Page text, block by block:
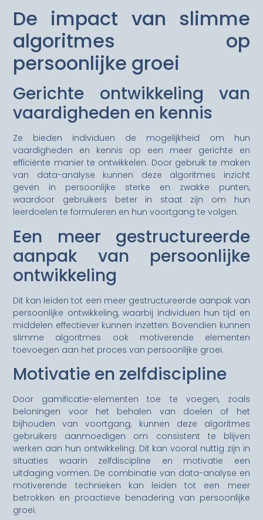
De impact van slimme
algoritmes op
persoonlijke groei
Gerichte ontwikkeling van
vaardigheden en kennis
Ze bieden individuen de mogelijkheid om hun
vaardigheden en kennis op een meer gerichte en
efficiënte manier te ontwikkelen. Door gebruik te maken
van data-analyse kunnen deze algoritmes inzicht
geven in persoonlijke sterke en zwakke punten,
waardoor gebruikers beter in staat zijn om hun
leerdoelen te formuleren en hun voortgang te volgen.
Een meer gestructureerde
aanpak van persoonlijke
ontwikkeling
Dit kan leiden tot een meer gestructureerde aanpak van
persoonlijke ontwikkeling, waarbij individuen hun tijd en
middelen effectiever kunnen inzetten. Bovendien kunnen
slimme algoritmes ook motiverende elementen
toevoegen aan het proces van persoonlijke groei.
Motivatie en zelfdiscipline
Door gamificatie-elementen toe te voegen, zoals
beloningen voor het behalen van doelen of het
bijhouden van voortgang, kunnen deze algoritmes
gebruikers aanmoedigen om consistent te blijven
werken aan hun ontwikkeling. Dit kan vooral nuttig zijn in
situaties waarin zelfdiscipline en motivatie een
uitdaging vormen. De combinatie van data-analyse en
motiverende technieken kan leiden tot een meer
betrokken en proactieve benadering van persoonlijke
groei.